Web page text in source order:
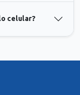
celular?